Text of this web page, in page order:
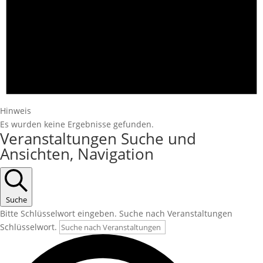
Hinweis
Es wurden keine Ergebnisse gefunden.
Veranstaltungen Suche und
Ansichten, Navigation
Suche
Bitte Schlüsselwort eingeben. Suche nach Veranstaltungen
Schlüsselwort.